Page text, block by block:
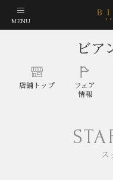
MENU
ビア
店舗トップ
フェア
情報